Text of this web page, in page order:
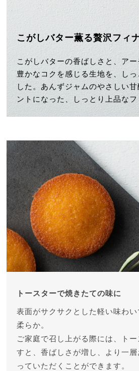
こがしバター薫る贅沢フィ
こがしバターの香ばしさと、 ア
豊かなコクを感じる生地を、
し
した。 あんずジャムのやさしい
ントになった、 しっとり上品な
トースターで焼きたての味に
表面がサクサクとした軽い味わ
柔らか。
ご家庭で召し上がる際には、ト
すと、香ばしさが増し、より一
っていただくことができます。